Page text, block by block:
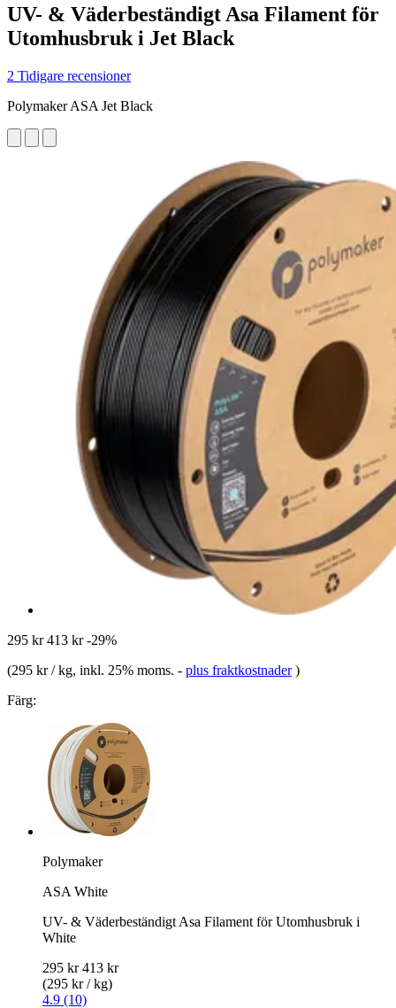
UV- & Väderbeständigt Asa Filament för
Utomhusbruk i Jet Black
2 Tidigare recensioner
Polymaker ASA Jet Black
295 kr 413 kr -29%
(295 kr / kg, inkl. 25% moms. - plus fraktkostnader )
Färg:
Polymaker
ASA White
UV- & Väderbeständigt Asa Filament för Utomhusbruk i
White
295 kr 413 kr
(295 kr / kg)
4.9 (10)